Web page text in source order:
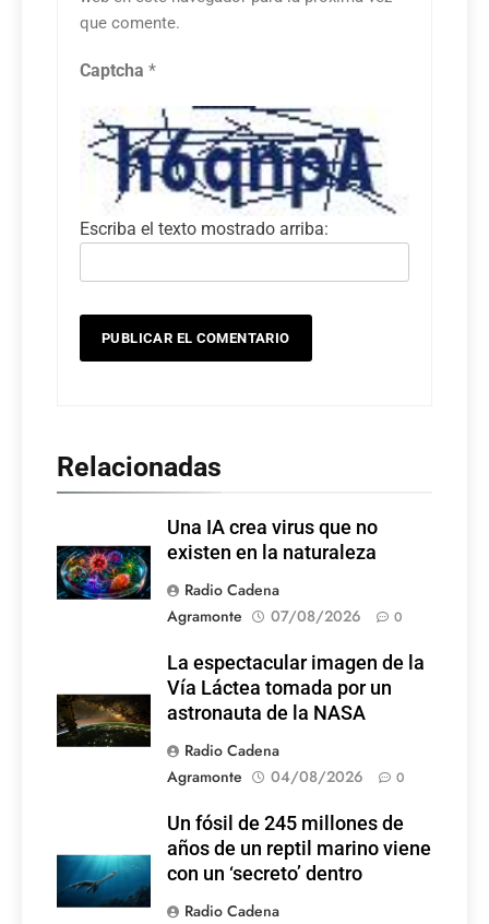
que comente.
Captcha *
Escriba el texto mostrado arriba:
Relacionadas
Una IA crea virus que no
existen en la naturaleza
Radio Cadena
Agramonte
07/08/2026 0
La espectacular imagen de la
Vía Láctea tomada por un
astronauta de la NASA
Radio Cadena
Agramonte
04/08/2026 0
Un fósil de 245 millones de
años de un reptil marino viene
con un ‘secreto’ dentro
Radio Cadena